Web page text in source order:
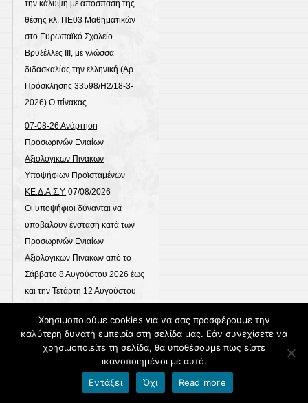
την κάλυψη με απόσπαση της
θέσης κλ. ΠΕ03 Μαθηματικών
στο Ευρωπαϊκό Σχολείο
Βρυξέλλες ΙΙΙ, με γλώσσα
διδασκαλίας την ελληνική (Αρ.
Πρόσκλησης 33598/Η2/18-3-
2026) Ο πίνακας
07-08-26 Ανάρτηση
Προσωρινών Ενιαίων
Αξιολογικών Πινάκων
Υποψήφιων Προϊσταμένων
ΚΕ.Δ.Α.Σ.Υ. 07/08/2026
Οι υποψήφιοι δύνανται να
υποβάλουν ένσταση κατά των
Προσωρινών Ενιαίων
Αξιολογικών Πινάκων από το
Σάββατο 8 Αυγούστου 2026 έως
και την Τετάρτη 12 Αυγούστου
υποβάλλεται αποκλειστικώς
ηλεκτρονικά και μέσω της
εφαρμογής υποβολής αιτήσεων
Προϊσταμένων ΚΕ.Δ.Α.Σ.Υ.
(stelexi.minedu.gov.gr). Μετά τη
Χρησιμοποιούμε cookies για να σας προσφέρουμε την
καλύτερη δυνατή εμπειρία στη σελίδα μας. Εάν συνεχίσετε να
χρησιμοποιείτε τη σελίδα, θα υποθέσουμε πως είστε
ικανοποιημένοι με αυτό.
Εντάξει
Όχι Read more